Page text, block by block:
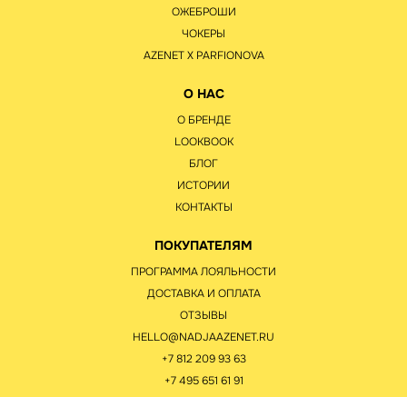
ОЖЕБРОШИ
ЧОКЕРЫ
AZENET Х PARFIONOVA
О НАС
О БРЕНДЕ
LOOKBOOK
БЛОГ
ИСТОРИИ
КОНТАКТЫ
ПОКУПАТЕЛЯМ
ПРОГРАММА ЛОЯЛЬНОСТИ
ДОСТАВКА И ОПЛАТА
ОТЗЫВЫ
HELLO@NADJAAZENET.RU
+7 812 209 93 63
+7 495 651 61 91